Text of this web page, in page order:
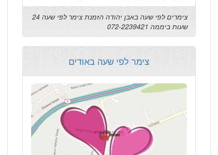
צימרים לפי שעה באבן יהודה הזמנת צימר לפי שעה 24
שעות ביממה 072-2239421
צימר לפי שעה באודים